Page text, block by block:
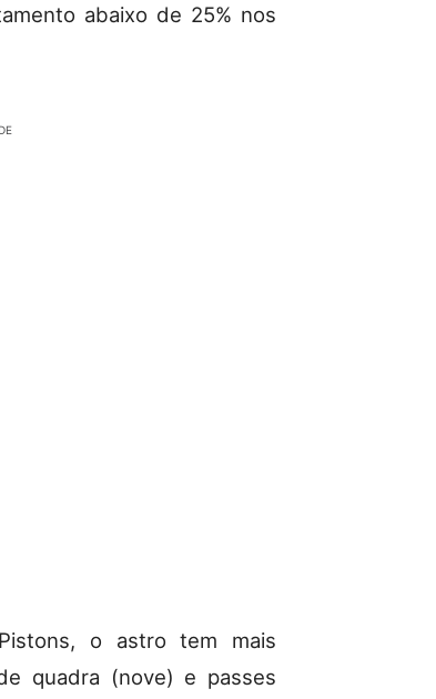
abaixo de 25% nos
o astro tem mais
quadra (nove) e passes